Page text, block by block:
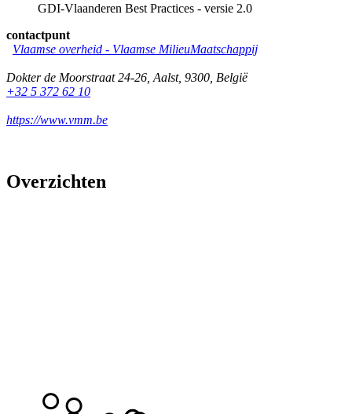
GDI-Vlaanderen Best Practices - versie 2.0
contactpunt
Vlaamse overheid - Vlaamse MilieuMaatschappij
Dokter de Moorstraat 24-26 Aalst, 9300 België
+32 5 372 62 10
https://www.vmm.be
Overzichten